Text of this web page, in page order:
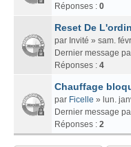
Réponses : 0
Reset De
par Invité » sam.
Dernier message
Réponses : 4
Chauffage
par Ficelle » lun.
Dernier message
Réponses : 2